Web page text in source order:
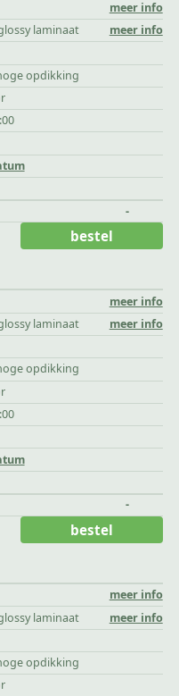
meer info
laminaat
meer info
opdikking
-
meer info
laminaat
meer info
opdikking
bestel
-
meer info
laminaat
meer info
opdikking
bestel